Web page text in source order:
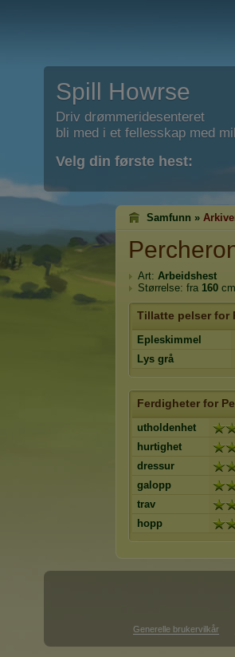
Spill Howrse
Driv drømmeridesenteret
bli med i et fellesskap med
Velg din første hest:
Samfunn »
Art: Arbeidshest
Størrelse: fra 160
Tillatte pelser for
Epleskimmel
Lys grå
Ferdigheter for
utholdenhet
hurtighet
dressur
galopp
trav
hopp
Generelle brukervilkår